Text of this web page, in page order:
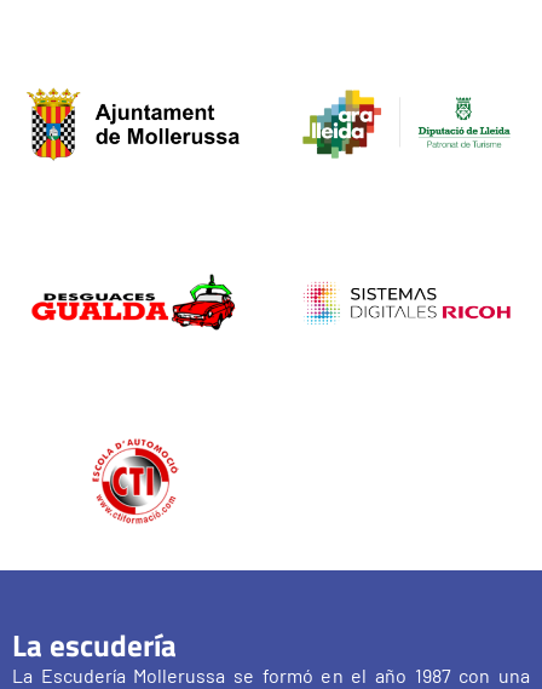
La escudería
La Escudería Mollerussa se formó en el año 1987 con una